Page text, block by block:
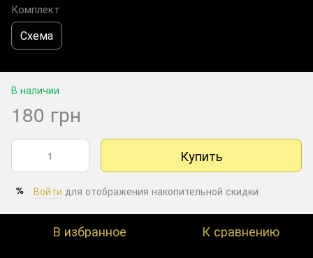
Комплект
Схема
В наличии
180 грн
Купить
% Войти для отображения накопительной скидки
В избранное К сравнению